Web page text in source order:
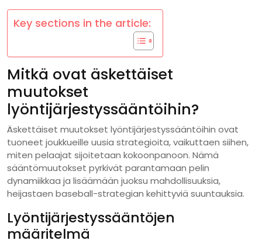
Key sections in the article:
Mitkä ovat äskettäiset
muutokset
lyöntijärjestyssääntöihin?
Äskettäiset muutokset lyöntijärjestyssääntöihin ovat
tuoneet joukkueille uusia strategioita, vaikuttaen siihen,
miten pelaajat sijoitetaan kokoonpanoon. Nämä
sääntömuutokset pyrkivät parantamaan pelin
dynamiikkaa ja lisäämään juoksu mahdollisuuksia,
heijastaen baseball-strategian kehittyviä suuntauksia.
Lyöntijärjestyssääntöjen
määritelmä